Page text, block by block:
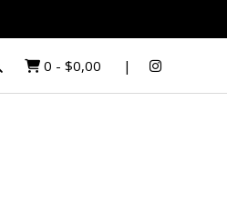
0 - $0,00